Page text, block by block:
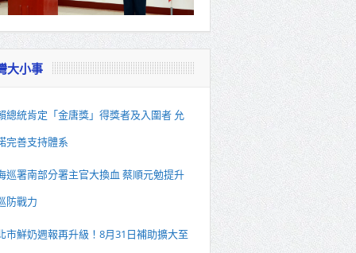
大小事
總統肯定「金唐獎」得獎者及入圍者 允
完善支持體系
巡署南部分署主官大換血 蔡順元勉提升
防戰力
市鮮奶週報再升級！8月31日補助擴大至